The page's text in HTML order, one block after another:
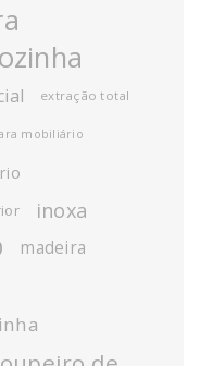
extração total
mobiliário
inoxa
madeira